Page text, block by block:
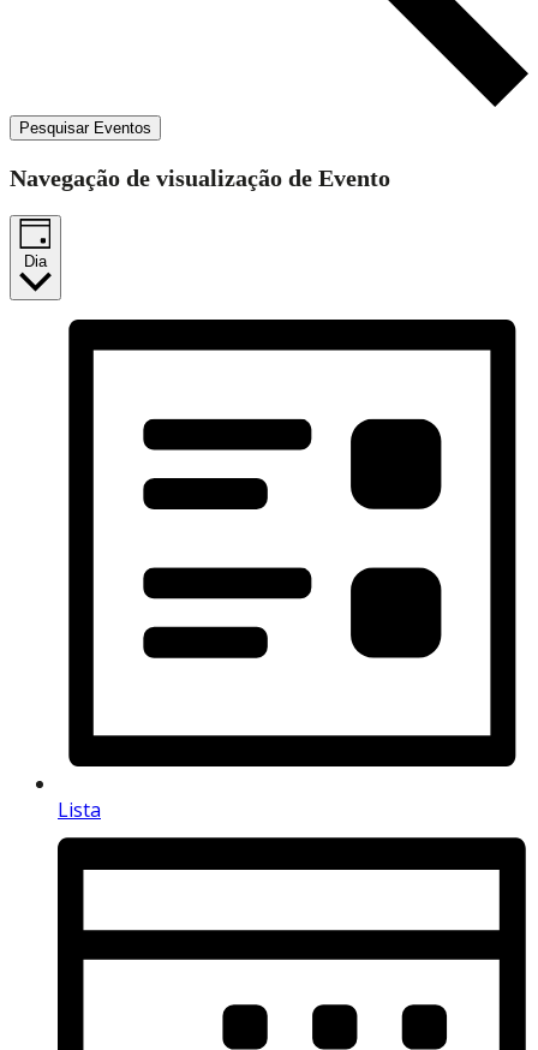
Pesquisar Eventos
Navegação de visualização de Evento
Dia
Lista